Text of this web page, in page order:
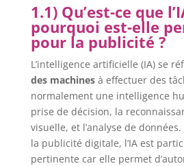
1.1) Qu’est-ce que
pourquoi est-elle
pour la publicité ?
L’intelligence artificielle (IA) se
des machinesà effectuer des
normalement une intelligence
prise de décision, la
visuelle, et l’analyse de
la publicité digitale, l’IA est
pertinente car elle permet